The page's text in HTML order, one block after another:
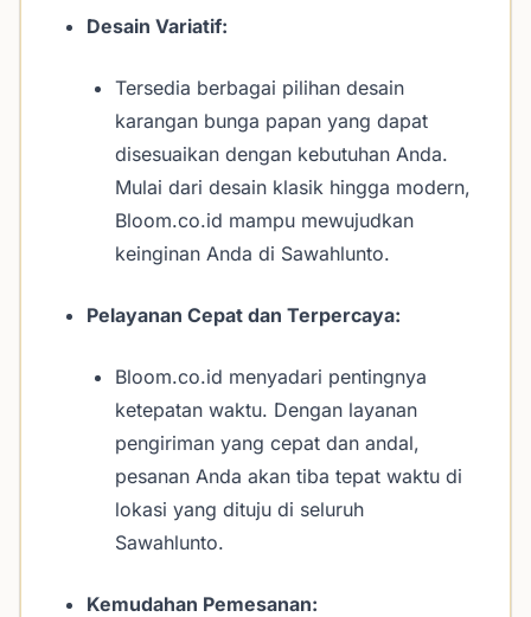
Desain Variatif:
Tersedia berbagai pilihan desain
karangan bunga papan yang dapat
disesuaikan dengan kebutuhan Anda.
Mulai dari desain klasik hingga modern,
Bloom.co.id mampu mewujudkan
keinginan Anda di Sawahlunto.
Pelayanan Cepat dan Terpercaya:
Bloom.co.id menyadari pentingnya
ketepatan waktu. Dengan layanan
pengiriman yang cepat dan andal,
pesanan Anda akan tiba tepat waktu di
lokasi yang dituju di seluruh
Sawahlunto.
Kemudahan Pemesanan: